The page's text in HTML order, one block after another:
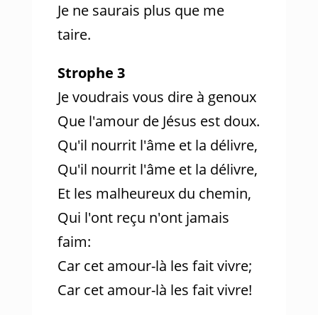
Je ne saurais plus que me
taire.
Strophe 3
Je voudrais vous dire à genoux
Que l'amour de Jésus est doux.
Qu'il nourrit l'âme et la délivre,
Qu'il nourrit l'âme et la délivre,
Et les malheureux du chemin,
Qui l'ont reçu n'ont jamais
faim:
Car cet amour-là les fait vivre;
Car cet amour-là les fait vivre!